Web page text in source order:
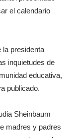
el calendario
la presidenta
inquietudes de
educativa,
publicado.
Sheinbaum
madres y padres